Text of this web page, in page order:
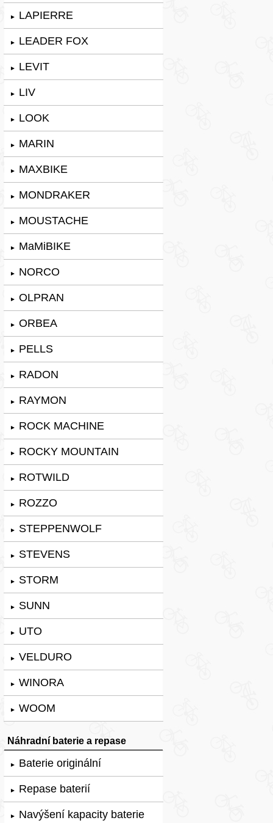
► LAPIERRE
► LEADER FOX
► LEVIT
► LIV
► LOOK
► MARIN
► MAXBIKE
► MONDRAKER
► MOUSTACHE
► MaMiBIKE
► NORCO
► OLPRAN
► ORBEA
► PELLS
► RADON
► RAYMON
► ROCK MACHINE
► ROCKY MOUNTAIN
► ROTWILD
► ROZZO
► STEPPENWOLF
► STEVENS
► STORM
► SUNN
► UTO
► VELDURO
► WINORA
► WOOM
Náhradní baterie a repase
► Baterie originální
► Repase baterií
► Navýšení kapacity baterie